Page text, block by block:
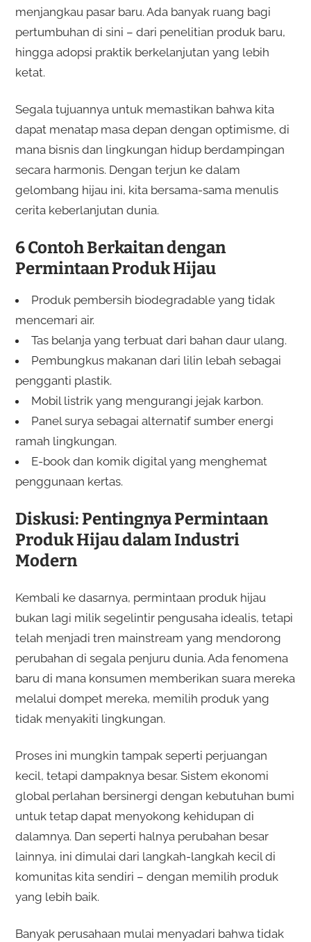
menjangkau pasar baru. Ada banyak ruang bagi
pertumbuhan di sini – dari penelitian produk baru,
hingga adopsi praktik berkelanjutan yang lebih
ketat.
Segala tujuannya untuk memastikan bahwa kita
dapat menatap masa depan dengan optimisme, di
mana bisnis dan lingkungan hidup berdampingan
secara harmonis. Dengan terjun ke dalam
gelombang hijau ini, kita bersama-sama menulis
cerita keberlanjutan dunia.
6 Contoh Berkaitan dengan
Permintaan Produk Hijau
Produk pembersih biodegradable yang tidak
mencemari air.
Tas belanja yang terbuat dari bahan daur ulang.
Pembungkus makanan dari lilin lebah sebagai
pengganti plastik.
Mobil listrik yang mengurangi jejak karbon.
Panel surya sebagai alternatif sumber energi
ramah lingkungan.
E-book dan komik digital yang menghemat
penggunaan kertas.
Diskusi: Pentingnya Permintaan
Produk Hijau dalam Industri
Modern
Kembali ke dasarnya, permintaan produk hijau
bukan lagi milik segelintir pengusaha idealis, tetapi
telah menjadi tren mainstream yang mendorong
perubahan di segala penjuru dunia. Ada fenomena
baru di mana konsumen memberikan suara mereka
melalui dompet mereka, memilih produk yang
tidak menyakiti lingkungan.
Proses ini mungkin tampak seperti perjuangan
kecil, tetapi dampaknya besar. Sistem ekonomi
global perlahan bersinergi dengan kebutuhan bumi
untuk tetap dapat menyokong kehidupan di
dalamnya. Dan seperti halnya perubahan besar
lainnya, ini dimulai dari langkah-langkah kecil di
komunitas kita sendiri – dengan memilih produk
yang lebih baik.
Banyak perusahaan mulai menyadari bahwa tidak